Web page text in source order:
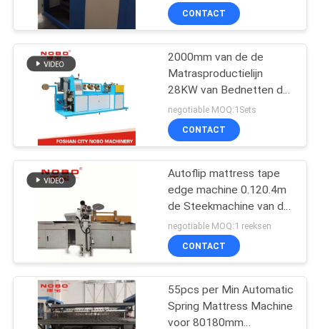
FABRIEKSREIS
KWALITEITSCONTROLE
CONTACTEER
ONS
ALLE
GEVALLEN
De Randmachine
van de matrasband
21
De matraslente die
Machine maken
63
CONTACT
2000mm van de de
Matrasproductielijn
28KW van Bednetten de
de Zaklente die Machine
rollen
negotiable MOQ:1Sets
CONTACT
Autoflip mattress tape
edge machine 0.120.4m
de Steekmachine van de
Matrasketting
negotiable MOQ:1 reeksen
CONTACT
55pcs per Min Automatic
Spring Mattress Machine
voor 80180mm